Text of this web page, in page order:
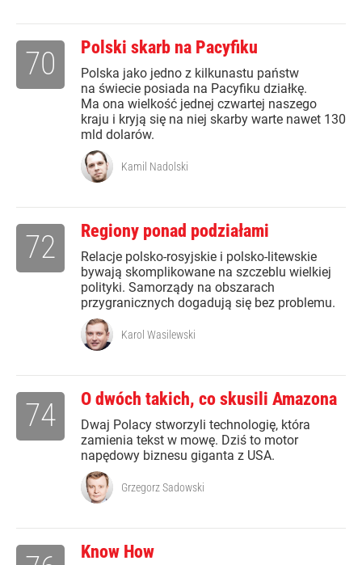
Polski skarb na Pacyfiku
Polska jako jedno z kilkunastu państw
na świecie posiada na Pacyfiku działkę.
Ma ona wielkość jednej czwartej naszego
kraju i kryją się na niej skarby warte nawet 130
mld dolarów.
70
Kamil Nadolski
Regiony ponad podziałami
Relacje polsko-rosyjskie i polsko-litewskie
bywają skomplikowane na szczeblu wielkiej
polityki. Samorządy na obszarach
przygranicznych dogadują się bez problemu.
72
Karol Wasilewski
O dwóch takich, co skusili Amazona
Dwaj Polacy stworzyli technologię, która
zamienia tekst w mowę. Dziś to motor
napędowy biznesu giganta z USA.
74
Grzegorz Sadowski
Know How